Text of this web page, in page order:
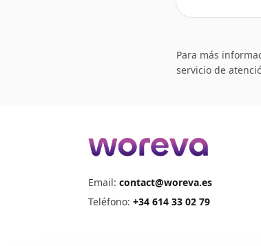
Para más
servicio de
Email: contact@woreva.es
Teléfono: +34 614 33 02 79